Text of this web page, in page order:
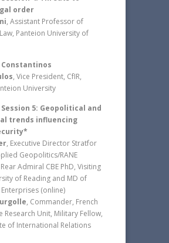
order
, Assistant Professor of
Panteion University of
, Vice President, CfIR,
University
Session 5: Geopolitical and
trends influencing
, Executive Director Stratfor
Geopolitics/RANE
Rear Admiral CBE PhD, Visiting
of Reading and MD of
(online)
, Commander, French
Research Unit, Military Fellow,
of International Relations